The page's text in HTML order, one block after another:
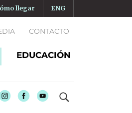
llegar ENG
CONTACTO
EDUCACIÓN
Youtube